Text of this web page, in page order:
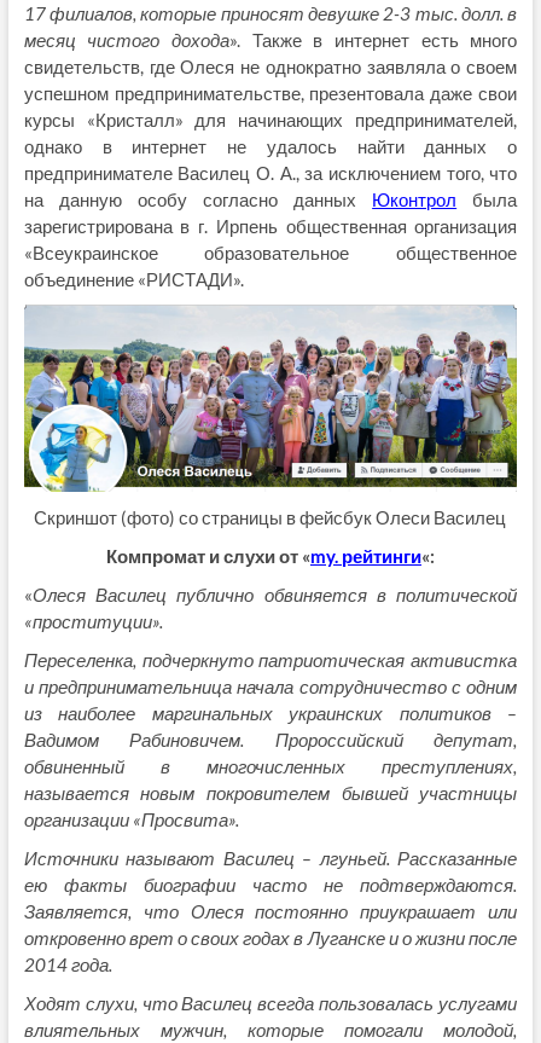
17 филиалов, которые приносят девушке 2-3 тыс. долл. в
месяц чистого дохода». Также в интернет есть много
свидетельств, где Олеся не однократно заявляла о своем
успешном предпринимательстве, презентовала даже свои
курсы «Кристалл» для начинающих предпринимателей,
однако в интернет не удалось найти данных о
предпринимателе Василец О. А., за исключением того, что
на данную особу согласно данных Юконтрол была
зарегистрирована в г. Ирпень общественная организация
«Всеукраинское образовательное общественное
объединение «РИСТАДИ».
Скриншот (фото) со страницы в фейсбук Олеси Василец
Компромат и слухи от «my. рейтинги«:
«Олеся Василец публично обвиняется в политической
«проституции».
Переселенка, подчеркнуто патриотическая активистка
и предпринимательница начала сотрудничество с одним
из наиболее маргинальных украинских политиков –
Вадимом Рабиновичем. Пророссийский депутат,
обвиненный в многочисленных преступлениях,
называется новым покровителем бывшей участницы
организации «Просвита».
Источники называют Василец – лгуньей. Рассказанные
ею факты биографии часто не подтверждаются.
Заявляется, что Олеся постоянно приукрашает или
откровенно врет о своих годах в Луганске и о жизни после
2014 года.
Ходят слухи, что Василец всегда пользовалась услугами
влиятельных мужчин, которые помогали молодой,